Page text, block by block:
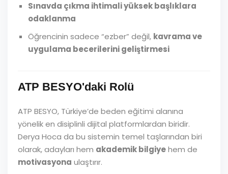
Sınavda çıkma ihtimali yüksek başlıklara
odaklanma
Öğrencinin sadece “ezber” değil, kavrama ve
uygulama becerilerini geliştirmesi
ATP BESYO'daki Rolü
ATP BESYO, Türkiye’de beden eğitimi alanına
yönelik en disiplinli dijital platformlardan biridir.
Derya Hoca da bu sistemin temel taşlarından biri
olarak, adayları hem akademik bilgiyehem de
motivasyona ulaştırır.